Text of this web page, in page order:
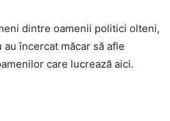
dintre oamenii politici olteni,
încercat măcar să afle
care lucrează aici.